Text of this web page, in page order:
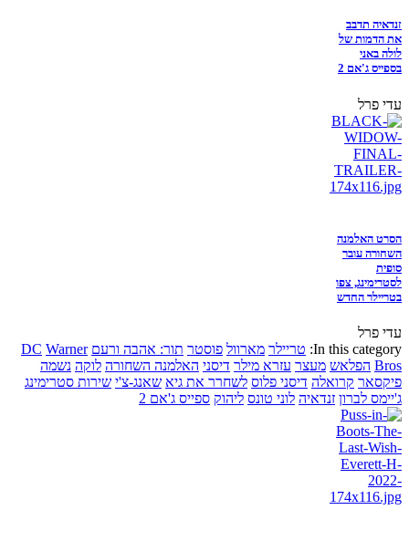
זנדאיה תדבב
את הדמות של
לולה באני
בספייס ג'אם 2
עדי פרל
הסרט האלמנה
השחורה עובר
סופית
לסטרימינג, צפו
בטריילר החדש
עדי פרל
In this category: טריילר מארוול פוסטר תור: אהבה ורעם DC Warner
Bros הפלאש מעצר עזרא מילר דיסני האלמנה השחורה לוקה נשמה
פיקסאר קרואלה דיסני פלוס לשחרר את גיא שאנג-צ'י שירות סטרימינג
ג'יימס לברון זנדאיה לוני טונס ליהוק ספייס ג'אם 2